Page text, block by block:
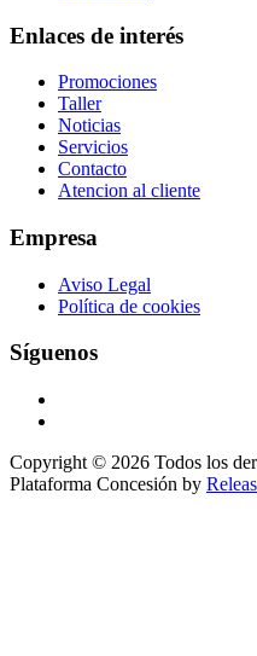
Enlaces de interés
Promociones
Taller
Noticias
Servicios
Contacto
Atencion al cliente
Empresa
Aviso Legal
Política de cookies
Síguenos
Copyright © 2026 Todos los
Plataforma Concesión by